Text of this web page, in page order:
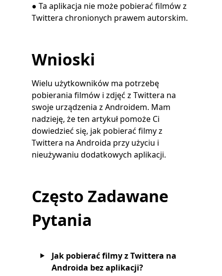
● Ta aplikacja nie może pobierać filmów z
Twittera chronionych prawem autorskim.
Wnioski
Wielu użytkowników ma potrzebę
pobierania filmów i zdjęć z Twittera na
swoje urządzenia z Androidem. Mam
nadzieję, że ten artykuł pomoże Ci
dowiedzieć się, jak pobierać filmy z
Twittera na Androida przy użyciu i
nieużywaniu dodatkowych aplikacji.
Często Zadawane
Pytania
Jak pobierać filmy z Twittera na
Androida bez aplikacji?